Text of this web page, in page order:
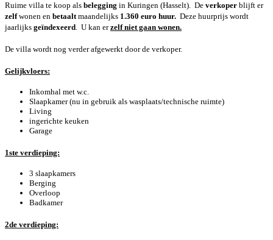
Ruime villa te koop als belegging in Kuringen (Hasselt). De verkoper blijft er
zelfwonen en betaaltmaandelijks 1.360 euro huur. Deze huurprijs wordt
jaarlijks geïndexeerd. U kan erzelf niet gaan wonen.
De villa wordt nog verder afgewerkt door de verkoper.
Gelijkvloers:
Inkomhal met w.c.
Slaapkamer (nu in gebruik als wasplaats/technische ruimte)
Living
ingerichte keuken
Garage
1ste verdieping:
3 slaapkamers
Berging
Overloop
Badkamer
2de verdieping: